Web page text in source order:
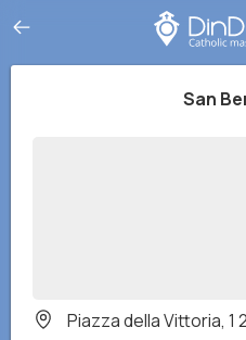
San
Piazza della Vittoria, 1